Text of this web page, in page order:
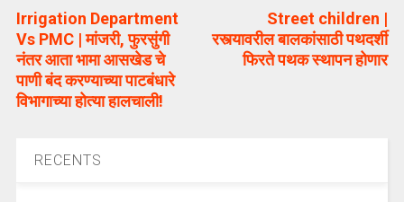
Irrigation Department
Vs PMC | मांजरी, फुरसुंगी
नंतर आता भामा आसखेड चे
पाणी बंद करण्याच्या पाटबंधारे
विभागाच्या होत्या हालचाली!
Street children |
रस्त्यावरील बालकांसाठी पथदर्शी
फिरते पथक स्थापन होणार
RECENTS